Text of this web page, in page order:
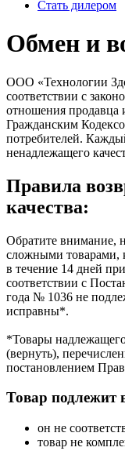
Стать дилером
Обмен и
ООО «Технологии
соответствии с
отношения продавца
Гражданским
потребителей.
ненадлежащего
Правила
качества:
Обратите внимание,
сложными товарами,
в течение 14 дней
соответствии с
года № 1036 не
исправны*.
*Товары надлежащего
(вернуть),
постановлением
Товар подлежит
он не
товар не